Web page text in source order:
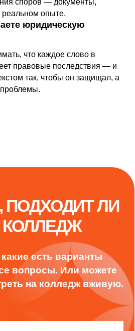
споров — документы,
опыте.
юридическую
что каждое слово в
правовые последствия — и
так, чтобы он защищал, а